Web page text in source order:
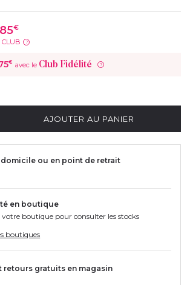
€
CLUB ?
€ avec le Club Fidélité ?
AJOUTER AU PANIER
domicile ou en point de retrait
en boutique
votre boutique pour consulter les stocks
boutiques
retours gratuits en magasin